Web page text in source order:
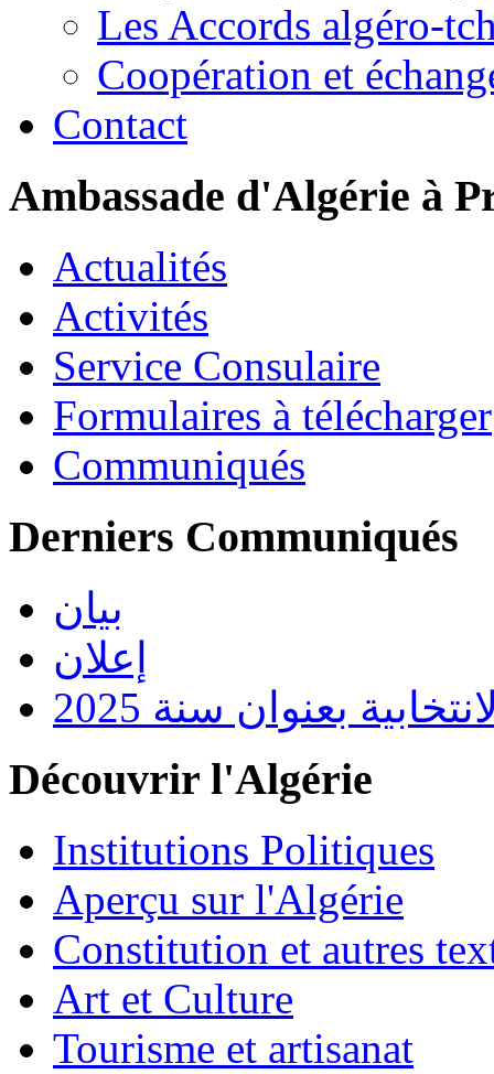
Les Accords algéro-
Coopération et
Contact
Ambassade d'Algérie à
Actualités
Activités
Service Consulaire
Formulaires à télécharger
Communiqués
Derniers Communiqués
بيان
إعلان
بعنوان سنة 2025
Découvrir l'Algérie
Institutions Politiques
Aperçu sur l'Algérie
Constitution et autres
Art et Culture
Tourisme et artisanat